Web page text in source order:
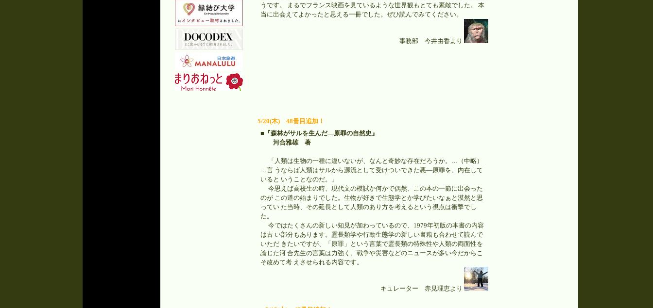
うです。 まるでフランス映画を見ているような世界観もとても素敵でした。 本
当に出会えてよかったと思える一冊でした。ぜひ読んでみてください。
事務部 今井由香より
5/20(木) 48冊目追加！
■『森林がサルを生んだ―原罪の自然史』
河合雅雄 著
「人類は生物の一種に違いないが、なんと奇妙な存在だろうか。…（中略）
…言 うならば人類はサルから源流として受けついできた悪―原罪を、内在して
いると いうことなのだ。」
今思えば高校生の時、現代文の模試か何かで偶然、この本の一節に出会った
のが この道の始まりでした。生物が好きで生態学とか学びたいなぁと漠然と思
ってい た当時、その延長として人類のあり方を考えるという視点は衝撃でし
た。
今ではたくさんの新しい知見が加わっているので、1979年初版の本書の内容
は古 い部分もあります。霊長類学や行動生態学の新しい書籍も合わせて読んで
いただ きたいですが、「原罪」という言葉で霊長類の特殊性や人類の両面性を
論じた河 合先生の言葉は力強く、戦争や災害などのニュースが多い今だからこ
そ改めて考 えさせられる内容です。
キュレーター 赤見理恵より